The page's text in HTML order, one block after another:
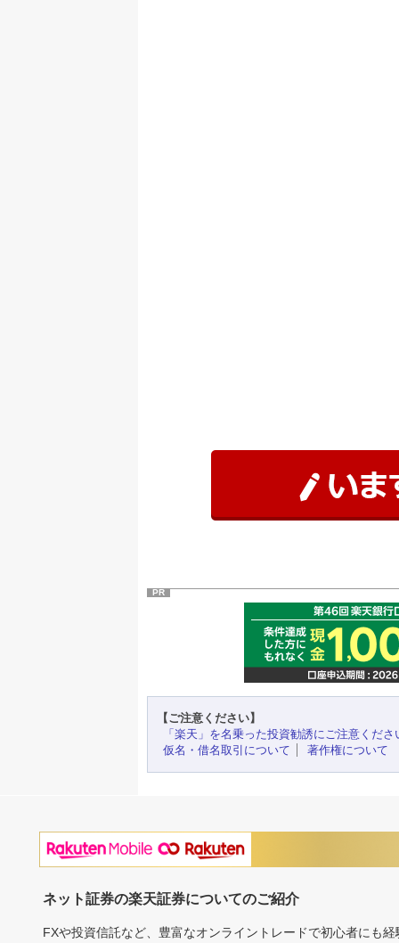
PR
【ご注意ください】
「楽天」を名乗った投資勧誘にご注意くださ
仮名・借名取引について
著作権について
ネット証券の楽天証券についてのご紹介
FXや投資信託など、豊富なオンライントレードで初心者にも